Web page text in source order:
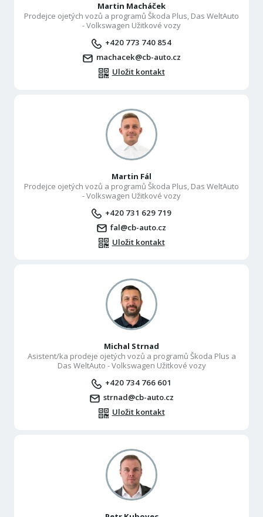
Martin Macháček
Prodejce ojetých vozů a programů Škoda Plus, Das WeltAuto
- Volkswagen Užitkové vozy
+420 773 740 854
machacek@cb-auto.cz
Uložit kontakt
Martin Fál
Prodejce ojetých vozů a programů Škoda Plus, Das WeltAuto
- Volkswagen Užitkové vozy
+420 731 629 719
fal@cb-auto.cz
Uložit kontakt
Michal Strnad
Asistent/ka prodeje ojetých vozů a programů Škoda Plus a
Das WeltAuto - Volkswagen Užitkové vozy
+420 734 766 601
strnad@cb-auto.cz
Uložit kontakt